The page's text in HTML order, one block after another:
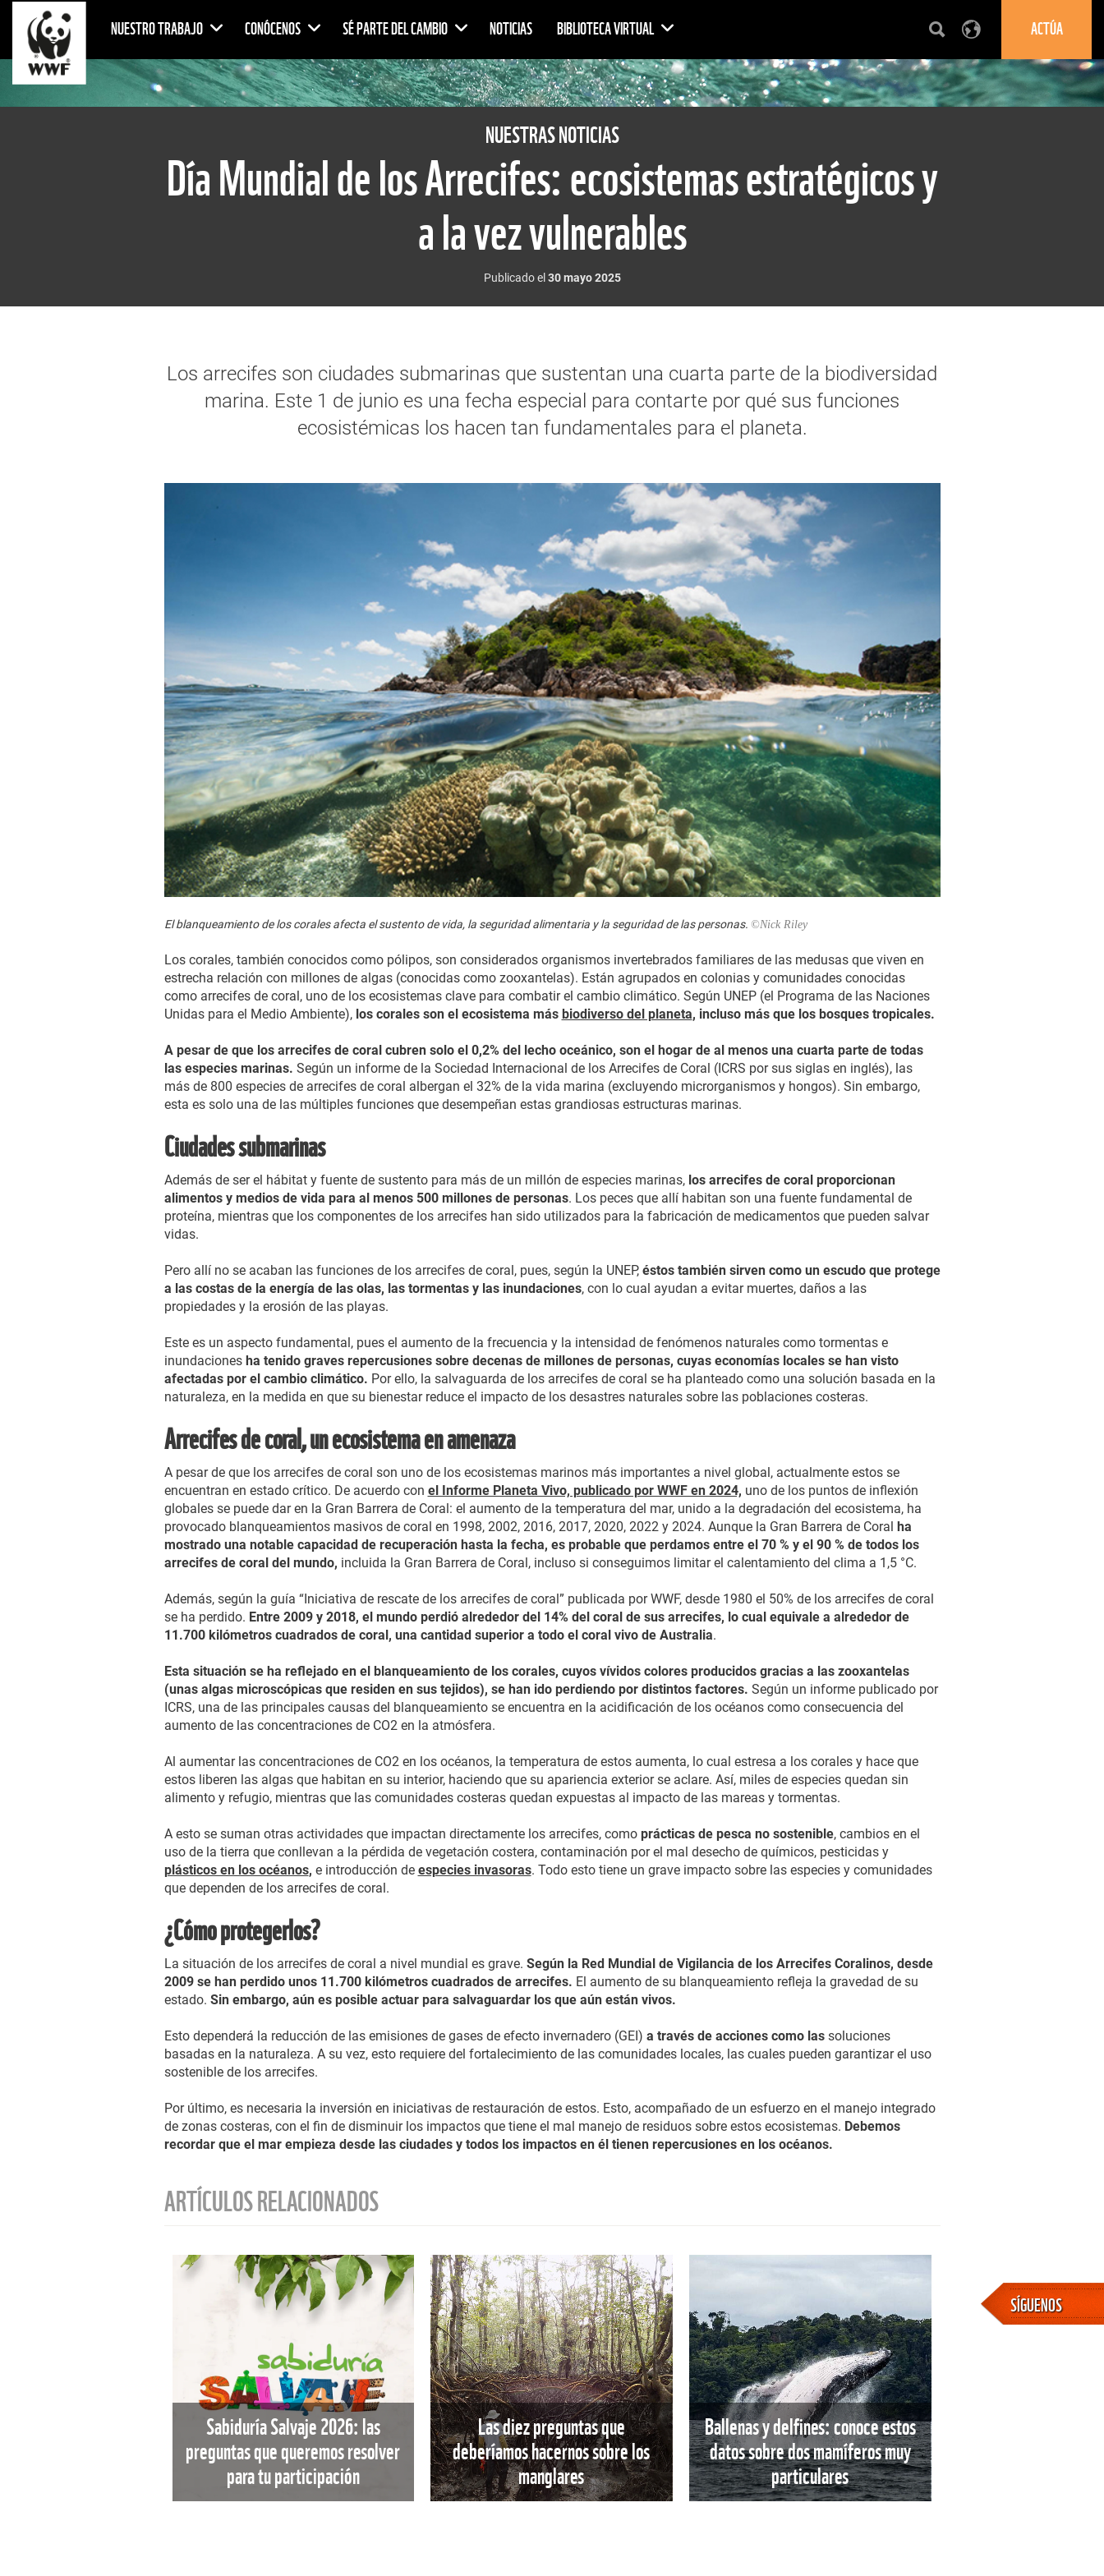
NUESTRO TRABAJO CONÓCENOS SÉ PARTE DEL CAMBIO NOTICIAS BIBLIOTECA VIRTUAL ACTÚA
NUESTRAS NOTICIAS
Día Mundial de los Arrecifes: ecosistemas estratégicos y
a la vez vulnerables
Publicado el 30 mayo 2025
Los arrecifes son ciudades submarinas que sustentan una cuarta parte de la biodiversidad
marina. Este 1 de junio es una fecha especial para contarte por qué sus funciones
ecosistémicas los hacen tan fundamentales para el planeta.
El blanqueamiento de los corales afecta el sustento de vida, la seguridad alimentaria y la seguridad de las personas. ©Nick Riley
Los corales, también conocidos como pólipos, son considerados organismos invertebrados familiares de las medusas que viven en
estrecha relación con millones de algas (conocidas como zooxantelas). Están agrupados en colonias y comunidades conocidas
como arrecifes de coral, uno de los ecosistemas clave para combatir el cambio climático. Según UNEP (el Programa de las Naciones
Unidas para el Medio Ambiente), los corales son el ecosistema más biodiverso del planeta, incluso más que los bosques tropicales.
A pesar de que los arrecifes de coral cubren solo el 0,2% del lecho oceánico, son el hogar de al menos una cuarta parte de todas
las especies marinas. Según un informe de la Sociedad Internacional de los Arrecifes de Coral (ICRS por sus siglas en inglés), las
más de 800 especies de arrecifes de coral albergan el 32% de la vida marina (excluyendo microrganismos y hongos). Sin embargo,
esta es solo una de las múltiples funciones que desempeñan estas grandiosas estructuras marinas.
Ciudades submarinas
Además de ser el hábitat y fuente de sustento para más de un millón de especies marinas, los arrecifes de coral proporcionan
alimentos y medios de vida para al menos 500 millones de personas. Los peces que allí habitan son una fuente fundamental de
proteína, mientras que los componentes de los arrecifes han sido utilizados para la fabricación de medicamentos que pueden salvar
vidas.
Pero allí no se acaban las funciones de los arrecifes de coral, pues, según la UNEP, éstos también sirven como un escudo que protege
a las costas de la energía de las olas, las tormentas y las inundaciones, con lo cual ayudan a evitar muertes, daños a las
propiedades y la erosión de las playas.
Este es un aspecto fundamental, pues el aumento de la frecuencia y la intensidad de fenómenos naturales como tormentas e
inundaciones ha tenido graves repercusiones sobre decenas de millones de personas, cuyas economías locales se han visto
afectadas por el cambio climático. Por ello, la salvaguarda de los arrecifes de coral se ha planteado como una solución basada en la
naturaleza, en la medida en que su bienestar reduce el impacto de los desastres naturales sobre las poblaciones costeras.
Arrecifes de coral, un ecosistema en amenaza
A pesar de que los arrecifes de coral son uno de los ecosistemas marinos más importantes a nivel global, actualmente estos se
encuentran en estado crítico. De acuerdo con el Informe Planeta Vivo, publicado por WWF en 2024, uno de los puntos de inflexión
globales se puede dar en la Gran Barrera de Coral: el aumento de la temperatura del mar, unido a la degradación del ecosistema, ha
provocado blanqueamientos masivos de coral en 1998, 2002, 2016, 2017, 2020, 2022 y 2024. Aunque la Gran Barrera de Coral ha
mostrado una notable capacidad de recuperación hasta la fecha, es probable que perdamos entre el 70 % y el 90 % de todos los
arrecifes de coral del mundo, incluida la Gran Barrera de Coral, incluso si conseguimos limitar el calentamiento del clima a 1,5 °C.
Además, según la guía “Iniciativa de rescate de los arrecifes de coral” publicada por WWF, desde 1980 el 50% de los arrecifes de coral
se ha perdido. Entre 2009 y 2018, el mundo perdió alrededor del 14% del coral de sus arrecifes, lo cual equivale a alrededor de
11.700 kilómetros cuadrados de coral, una cantidad superior a todo el coral vivo de Australia.
Esta situación se ha reflejado en el blanqueamiento de los corales, cuyos vívidos colores producidos gracias a las zooxantelas
(unas algas microscópicas que residen en sus tejidos), se han ido perdiendo por distintos factores. Según un informe publicado por
ICRS, una de las principales causas del blanqueamiento se encuentra en la acidificación de los océanos como consecuencia del
aumento de las concentraciones de CO2 en la atmósfera.
Al aumentar las concentraciones de CO2 en los océanos, la temperatura de estos aumenta, lo cual estresa a los corales y hace que
estos liberen las algas que habitan en su interior, haciendo que su apariencia exterior se aclare. Así, miles de especies quedan sin
alimento y refugio, mientras que las comunidades costeras quedan expuestas al impacto de las mareas y tormentas.
A esto se suman otras actividades que impactan directamente los arrecifes, como prácticas de pesca no sostenible, cambios en el
uso de la tierra que conllevan a la pérdida de vegetación costera, contaminación por el mal desecho de químicos, pesticidas y
plásticos en los océanos, e introducción de especies invasoras. Todo esto tiene un grave impacto sobre las especies y comunidades
que dependen de los arrecifes de coral.
¿Cómo protegerlos?
La situación de los arrecifes de coral a nivel mundial es grave. Según la Red Mundial de Vigilancia de los Arrecifes Coralinos, desde
2009 se han perdido unos 11.700 kilómetros cuadrados de arrecifes. El aumento de su blanqueamiento refleja la gravedad de su
estado. Sin embargo, aún es posible actuar para salvaguardar los que aún están vivos.
Esto dependerá la reducción de las emisiones de gases de efecto invernadero (GEI) a través de acciones como las soluciones
basadas en la naturaleza. A su vez, esto requiere del fortalecimiento de las comunidades locales, las cuales pueden garantizar el uso
sostenible de los arrecifes.
Por último, es necesaria la inversión en iniciativas de restauración de estos. Esto, acompañado de un esfuerzo en el manejo integrado
de zonas costeras, con el fin de disminuir los impactos que tiene el mal manejo de residuos sobre estos ecosistemas. Debemos
recordar que el mar empieza desde las ciudades y todos los impactos en él tienen repercusiones en los océanos.
ARTÍCULOS RELACIONADOS
Sabiduría Salvaje 2026: las
preguntas que queremos resolver
para tu participación
Las diez preguntas que
deberíamos hacernos sobre los
manglares
Ballenas y delfines: conoce estos
datos sobre dos mamíferos muy
particulares
SÍGUENOS